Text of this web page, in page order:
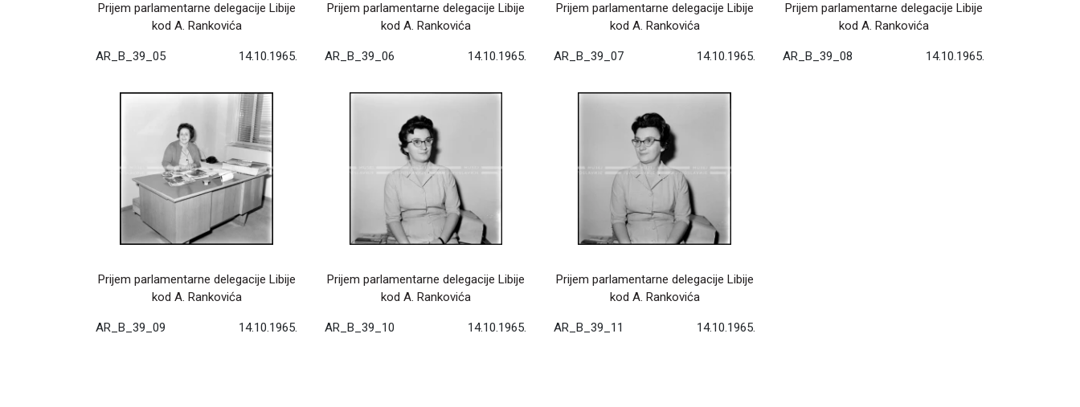
Prijem parlamentarne delegacije Libije
kod A. Rankovića
AR_B_39_05 14.10.1965.
Prijem parlamentarne delegacije Libije
kod A. Rankovića
AR_B_39_06 14.10.1965.
Prijem parlamentarne delegacije Libije
kod A. Rankovića
AR_B_39_07 14.10.1965.
Prijem parlamentarne delegacije Libije
kod A. Rankovića
AR_B_39_08 14.10.1965.
Prijem parlamentarne delegacije Libije
kod A. Rankovića
AR_B_39_09 14.10.1965.
Prijem parlamentarne delegacije Libije
kod A. Rankovića
AR_B_39_10 14.10.1965.
Prijem parlamentarne delegacije Libije
kod A. Rankovića
AR_B_39_11 14.10.1965.